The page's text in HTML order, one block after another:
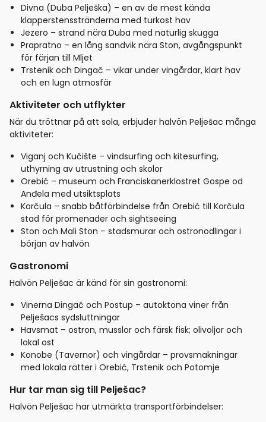
Divna (Duba Pelješka) – en av de mest kända
klapperstensstränderna med turkost hav
Jezero – strand nära Duba med naturlig skugga
Prapratno – en lång sandvik nära Ston, avgångspunkt
för färjan till Mljet
Trstenik och Dingač – vikar under vingårdar, klart hav
och en lugn atmosfär
Aktiviteter och utflykter
När du tröttnar på att sola, erbjuder halvön Pelješac många
aktiviteter:
Viganj och Kučište – vindsurfing och kitesurfing,
uthyrning av utrustning och skolor
Orebić – museum och Franciskanerklostret Gospe od
Anđela med utsiktsplats
Korčula – snabb båtförbindelse från Orebić till Korčula
stad för promenader och sightseeing
Ston och Mali Ston – stadsmurar och ostronodlingar i
början av halvön
Gastronomi
Halvön Pelješac är känd för sin gastronomi:
Vinerna Dingač och Postup – autoktona viner från
Pelješacs sydsluttningar
Havsmat – ostron, musslor och färsk fisk; olivoljor och
lokal ost
Konobe (Tavernor) och vingårdar – provsmakningar
med lokala rätter i Orebić, Trstenik och Potomje
Hur tar man sig till Pelješac?
Halvön Pelješac har utmärkta transportförbindelser: